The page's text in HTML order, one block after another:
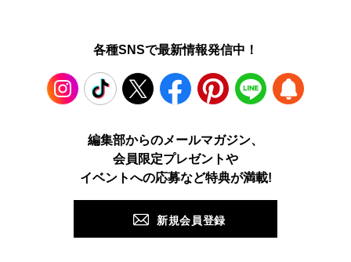
各種SNSで最新情報発信中！
TikTok Facebook Pinterest LINE
編集部からのメールマガジン、
会員限定プレゼントや
イベントへの応募など特典が満載!
新規会員登録